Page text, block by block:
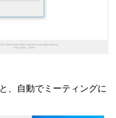
、自動でミーティングに